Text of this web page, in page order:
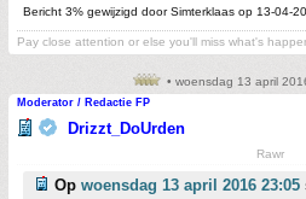
Bericht 3% gewijzigd door Simterklaas op 13-04-
Pay close attention or else you'll miss what's
• woensdag 13 april
Moderator / Redactie FP
Drizzt_DoUrden
Rawr
Op woensdag 13 april 2016 23:05